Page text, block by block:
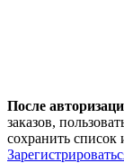
После
заказов,
сохранить список